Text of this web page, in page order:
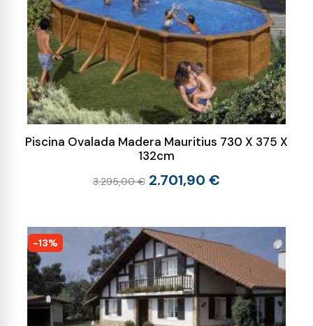
Piscina Ovalada Madera Mauritius 730 X 375 X
132cm
3.295,00 € 2.701,90 €
-13%